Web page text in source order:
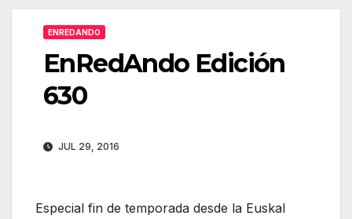
ENREDANDO
EnRedAndo Edición
630
JUL 29, 2016
Especial fin de temporada desde la Euskal